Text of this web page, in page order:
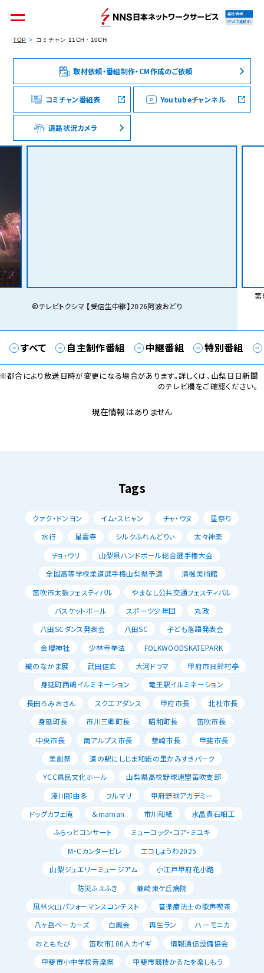
個人のお客様 集合住宅オーナーの方
法人のお客様 料金シミュレーション
接続情報
IPv4で接続中
TOP コミチャン 11CH・10CH
取材依頼・番組制作・CM作成のご依頼
コミチャン番組表 Youtubeチャンネル
道路状況カメラ
©テレビトクシマ 【受信生中継】2026阿波おどり
第
すべて 自主制作番組 中継番組 特別番組
都合により放送日時が変更になる場合があります。詳しくは、山梨日日新聞
のテレビ欄をご確認ください。
現在情報はありません
Tags
クァク・ドンヨン イム・スヒャン チャ・ウヌ
星祭り
水行
星雲寺 シルクふれんどりぃ
太々神楽
チョ・ウリ
山梨県ハンドボール総合選手権大会
全国高等学校柔道選手権山梨県予選
清楓美術館
笛吹市太鼓フェスティバル
やまなし公共交通フェスティバル
バスケットボール
スポーツ少年団
丸政
八田SCダンス発表会
八田SC
子ども落語発表会
金櫻神社
少林寺拳法
FOLKWOODSKATEPARK
織のなかま展
武田信玄 大河ドラマ
甲府市旧鈴村亭
身延町西嶋イルミネーション
竜王駅イルミネーション
長田ろみおさん
スクエアダンス 甲府市長
北杜市長
身延町長
市川三郷町長 昭和町長
笛吹市長
中央市長
南アルプス市長 韮崎市長
甲斐市長
美創祭
道の駅にしじま和紙の里かみすきパーク
YCC県民文化ホール
山梨県高校野球連盟笛吹支部
淺川那由多
フルマリ
甲府野球アカデミー
ドッグカフェ庵
＆maman 市川和紙
水晶貴石細工
ふらっとコンサート
ミューコック・コア・ミユキ
M・Cカンタービレ
エコしょうわ2025
山梨ジュエリーミュージアム
小江戸甲府花小路
防災ふえふき
韮崎東ケ丘病院
風林火山パフォーマンスコンテスト
音楽療法士の歌声喫茶
八ヶ岳ベーカーズ
白鳳会 再生ラン
ハーモニカ
おともたび
笛吹市100人カイギ
情報通信設備協会
甲斐市小中学校音楽祭
甲斐市競技かるたを楽しもう